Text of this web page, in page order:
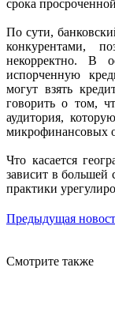
срока
По сути,
конкурентами,
некорректно. В
испорченную
могут взять
говорить о том,
аудитория,
микрофинансовых
Что касается
зависит в большей
практики
Предыдущая
Смотрите также